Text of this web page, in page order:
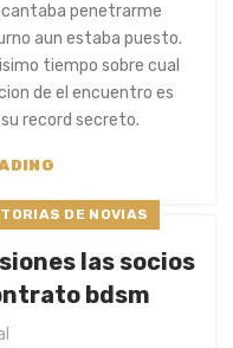
penetrarme
aun estaba puesto.
tiempo sobre cual
de el encuentro es
record secreto.
DE NOVIAS
las socios
bdsm